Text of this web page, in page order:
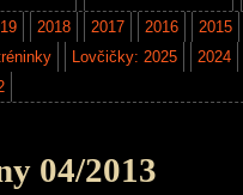
2018 2017 2016
2015
Lovčičky: 2025
2024
04/2013